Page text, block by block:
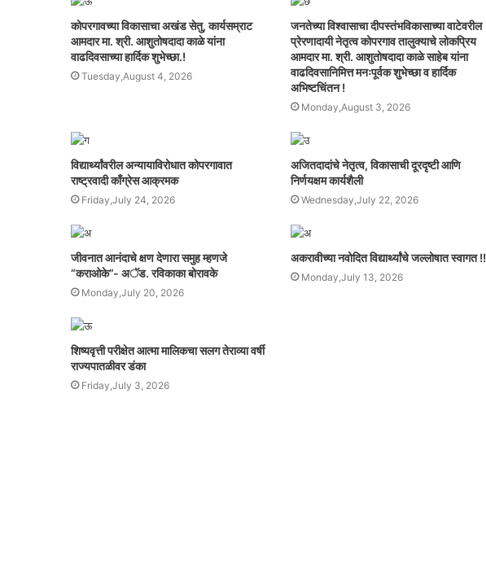
कोपरगावच्या विकासाचा अखंड सेतु, कार्यसम्राट
आमदार मा. श्री. आशुतोषदादा काळे यांना
वाढदिवसाच्या हार्दिक शुभेच्छा.!
Tuesday,August 4, 2026
जनतेच्या विश्वासाचा दीपस्तंभविकासाच्या वाटेवरील
प्रेरणादायी नेतृत्व कोपरगाव तालुक्याचे लोकप्रिय
आमदार मा. श्री. आशुतोषदादा काळे साहेब यांना
वाढदिवसानिमित्त मनःपूर्वक शुभेच्छा व हार्दिक
अभिष्टचिंतन !
Monday,August 3, 2026
विद्यार्थ्यांवरील अन्यायाविरोधात कोपरगावात
राष्ट्रवादी काँग्रेस आक्रमक
Friday,July 24, 2026
अजितदादांचे नेतृत्व, विकासाची दूरदृष्टी आणि
निर्णयक्षम कार्यशैली
Wednesday,July 22, 2026
जीवनात आनंदाचे क्षण देणारा समुह म्हणजे
“कराओके”- अॅड. रविकाका बोरावके
Monday,July 20, 2026
अकरावीच्या नवोदित विद्यार्थ्यांचे जल्लोषात स्वागत !!
Monday,July 13, 2026
शिष्यवृत्ती परीक्षेत आत्मा मालिकचा सलग तेराव्या वर्षी
राज्यपातळीवर डंका
Friday,July 3, 2026